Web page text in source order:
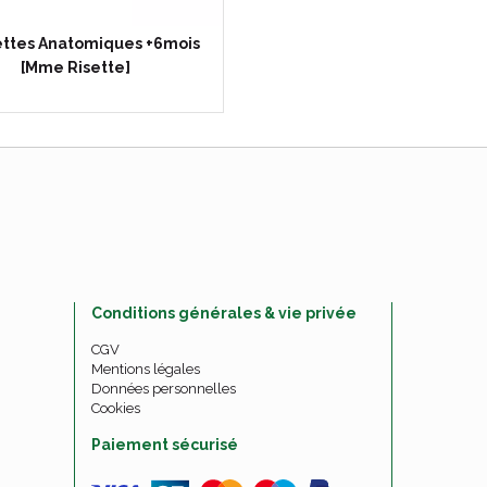
Anatomiques +6mois
[Mme Risette]
Conditions générales & vie privée
CGV
Mentions légales
Données personnelles
Cookies
Paiement sécurisé